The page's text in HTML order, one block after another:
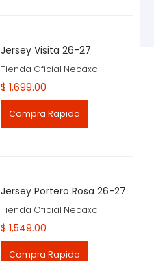
Jersey Visita 26-27
Tienda Oficial Necaxa
$ 1,699.00
Compra Rapida
Jersey Portero Rosa 26-27
Tienda Oficial Necaxa
$ 1,549.00
Compra Rapida